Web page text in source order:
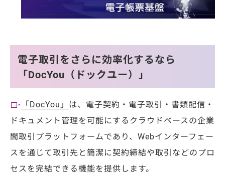
電子取引をさらに効率化するなら
「DocYou（ドックユー）」
「DocYou」 は、電子契約・電子取引・書類配信・
ドキュメント管理を可能にするクラウドベースの企業
間取引プラットフォームであり、Webインターフェー
スを通じて取引先と簡潔に契約締結や取引などのプロ
セスを完結できる機能を提供します。